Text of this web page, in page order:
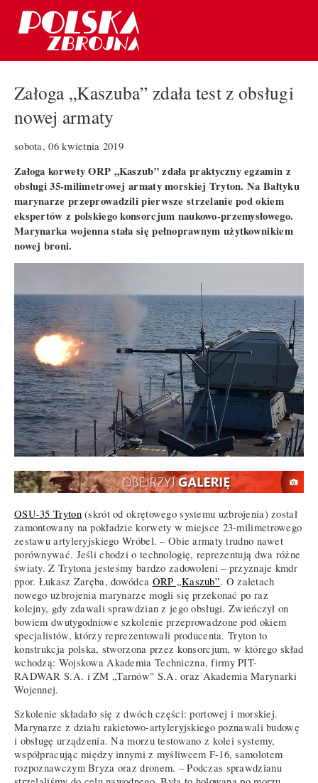
Załoga „Kaszuba” zdała test z obsługi
nowej armaty
sobota, 06 kwietnia 2019
Załoga korwety ORP „Kaszub” zdała praktyczny egzamin z
obsługi 35-milimetrowej armaty morskiej Tryton. Na Bałtyku
marynarze przeprowadzili pierwsze strzelanie pod okiem
ekspertów z polskiego konsorcjum naukowo-przemysłowego.
Marynarka wojenna stała się pełnoprawnym użytkownikiem
nowej broni.
OSU-35 Tryton(skrót od okrętowego systemu uzbrojenia) został
zamontowany na pokładzie korwety w miejsce 23-milimetrowego
zestawu artyleryjskiego Wróbel. – Obie armaty trudno nawet
porównywać. Jeśli chodzi o technologię, reprezentują dwa różne
światy. Z Trytona jesteśmy bardzo zadowoleni – przyznaje kmdr
ppor. Łukasz Zaręba, dowódca ORP „Kaszub”. O zaletach
nowego uzbrojenia marynarze mogli się przekonać po raz
kolejny, gdy zdawali sprawdzian z jego obsługi. Zwieńczył on
bowiem dwutygodniowe szkolenie przeprowadzone pod okiem
specjalistów, którzy reprezentowali producenta. Tryton to
konstrukcja polska, stworzona przez konsorcjum, w którego skład
wchodzą: Wojskowa Akademia Techniczna, firmy PIT-
RADWAR S.A. i ZM „Tarnów" S.A. oraz Akademia Marynarki
Wojennej.
Szkolenie składało się z dwóch części: portowej i morskiej.
Marynarze z działu rakietowo-artyleryjskiego poznawali budowę
i obsługę urządzenia. Na morzu testowano z kolei systemy,
współpracując między innymi z myśliwcem F-16, samolotem
rozpoznawczym Bryza oraz dronem. – Podczas sprawdzianu